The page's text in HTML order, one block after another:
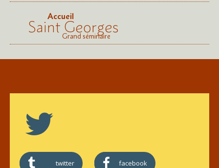
Accueil
Saint Georges
Grand séminaire
twitter facebook